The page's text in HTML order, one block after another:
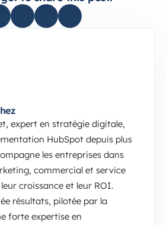
expert en stratégie digitale,
HubSpot depuis plus
les entreprises dans
commercial et service
croissance et leur ROI.
résultats, pilotée par la
forte expertise en